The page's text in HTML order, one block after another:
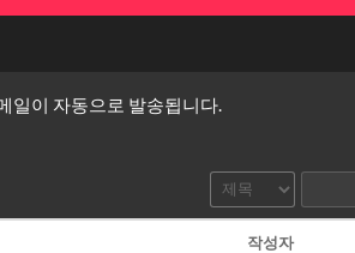
일이 자동으로 발송됩니다.
작성자